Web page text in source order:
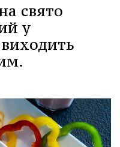
свято
у